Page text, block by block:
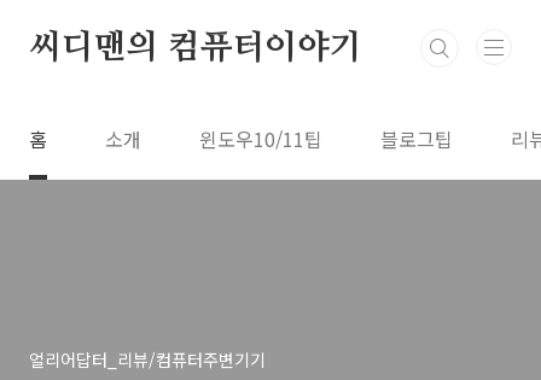
씨디맨의 컴퓨터이야기
홈 소개 윈도우10/11팁 블로그팁 리
얼리어답터_리뷰/컴퓨터주변기기